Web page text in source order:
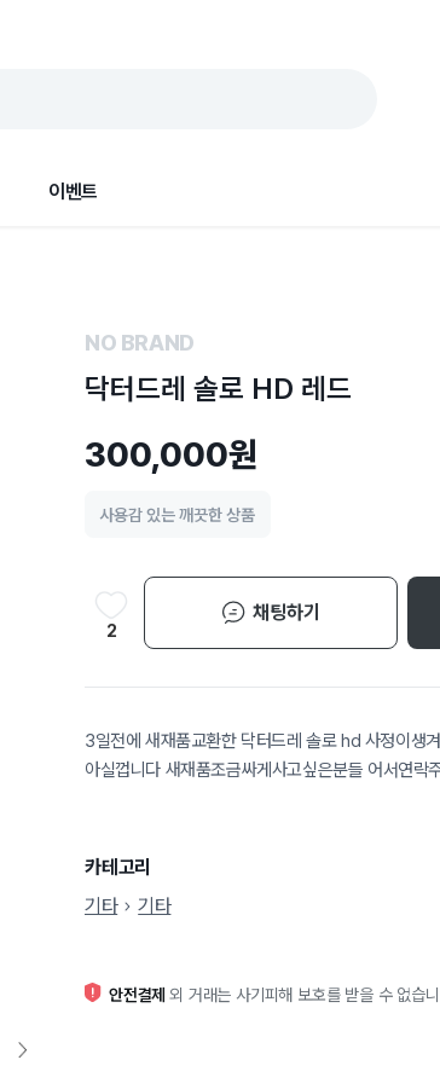
이벤트
NO BRAND
닥터드레 솔로 HD 레드
300,000원
사용감 있는 깨끗한 상품
2
채팅하기
3일전에 새재품교환한 닥터드레 솔로 hd 사정이생
아실껍니다 새재품조금싸게사고싶은분들 어서연락
카테고리
기타
기타
안전결제 외 거래는 사기피해 보호를 받을 수 없습